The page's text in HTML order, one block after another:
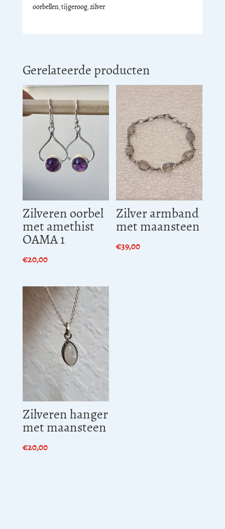
oorbellen,tijgeroog,zilver
Gerelateerde producten
Zilveren oorbel
met amethist
OAMA 1
€20,00
Zilver armband
met maansteen
€39,00
Zilveren hanger
met maansteen
€20,00